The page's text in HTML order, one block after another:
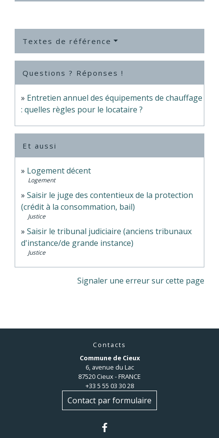
Textes de référence
Questions ? Réponses !
Entretien annuel des équipements de chauffage
: quelles règles pour le locataire ?
Et aussi
Logement décent
Logement
Saisir le juge des contentieux de la protection
(crédit à la consommation, bail)
Justice
Saisir le tribunal judiciaire (anciens tribunaux
d'instance/de grande instance)
Justice
Signaler une erreur sur cette page
Contacts
Commune de Cieux
6, avenue du Lac
87520 Cieux - FRANCE
+33 5 55 03 30 28
Contact par formulaire